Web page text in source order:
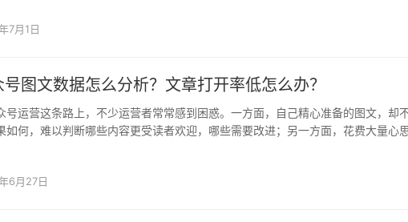
7月1日
号图文数据怎么分析？文章打开率低怎么办？
号运营这条路上，不少运营者常常感到困惑。一方面，自己精心准备的图文，却
如何，难以判断哪些内容更受读者欢迎，哪些需要改进；另一方面，花费大量心
6月27日